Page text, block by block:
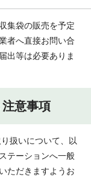
集袋の販売を予定
者へ直接お問い合
出等は必要ありま
意事項
扱いについて、以
テーションへ一般
ただきますようお